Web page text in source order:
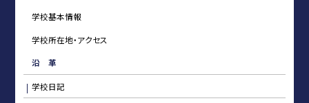
学校基本情報
学校所在地・アクセス
沿 革
学校日記